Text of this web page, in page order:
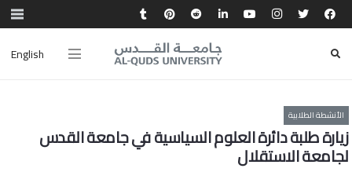
English
الأنشطة الطلابية
زيارة طلبة دائرة العلوم السياسية في جامعة القدس
لجامعة الاستقلال